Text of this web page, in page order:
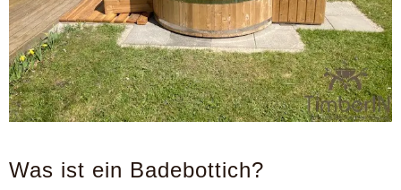
Was ist ein Badebottich?